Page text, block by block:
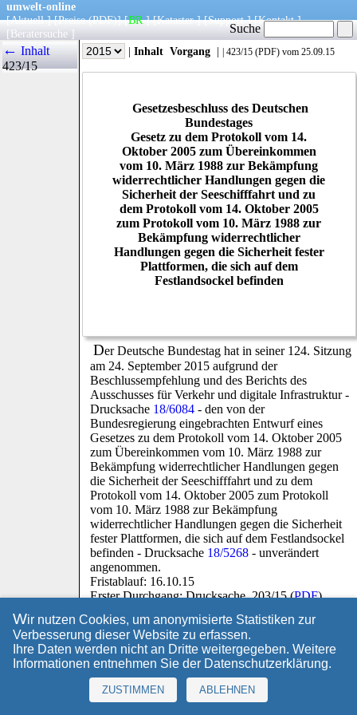
umwelt-online
[Aktuell] [Preise (PDF)] [BR] [Kataster] [Support] [Kontakt]
[ Beratersuche ]
|Info | Inhalt Vorgang | 423/15 (PDF) vom 25.09.15
Gesetzesbeschluss des Deutschen
Bundestages
Gesetz zu dem Protokoll vom 14.
Oktober 2005 zum Übereinkommen
vom 10. März 1988 zur Bekämpfung
widerrechtlicher Handlungen gegen die
Sicherheit der Seeschifffahrt und zu
dem Protokoll vom 14. Oktober 2005
zum Protokoll vom 10. März 1988 zur
Bekämpfung widerrechtlicher
Handlungen gegen die Sicherheit fester
Plattformen, die sich auf dem
Festlandsockel befinden
Der Deutsche Bundestag hat in seiner 124. Sitzung
am 24. September 2015 aufgrund der
Beschlussempfehlung und des Berichts des
Ausschusses für Verkehr und digitale Infrastruktur -
Drucksache 18/6084 - den von der
Bundesregierung eingebrachten Entwurf eines
Gesetzes zu dem Protokoll vom 14. Oktober 2005
zum Übereinkommen vom 10. März 1988 zur
Bekämpfung widerrechtlicher Handlungen gegen
die Sicherheit der Seeschifffahrt und zu dem
Protokoll vom 14. Oktober 2005 zum Protokoll
vom 10. März 1988 zur Bekämpfung
widerrechtlicher Handlungen gegen die Sicherheit
fester Plattformen, die sich auf dem Festlandsockel
befinden - Drucksache 18/5268 - unverändert
angenommen.
Fristablauf: 16.10.15
Erster Durchgang: Drucksache. 203/15 (PDF)
Informationssystem - umwelt-online
Internet
Das Informationssystem umfaßt alle bei umwelt-online
implementierten Dateien zu den
Umweltmedien/Bereichen:Abfall,Allgemeines
Anlagentechnik,Bau Biotechnologie,
Gefahrgut,Immissionsschutz,Lebensmittel
← Inhalt
423/15
Suche
Wir nutzen Cookies, um anonymisierte Statistiken zur
Verbesserung dieser Website zu erfassen.
Ihre Daten werden nicht an Dritte weitergegeben. Weitere
Informationen entnehmen Sie der Datenschutzerklärung.
ZUSTIMMEN ABLEHNEN